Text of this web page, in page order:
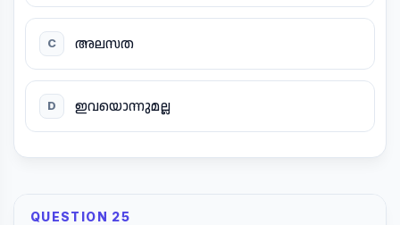
C അലസത
D ഇവയൊന്നുമല്ല
QUESTION 25